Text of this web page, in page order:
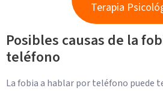
Terapia
Posibles causas de la
teléfono
La fobia a hablar por teléfono puede